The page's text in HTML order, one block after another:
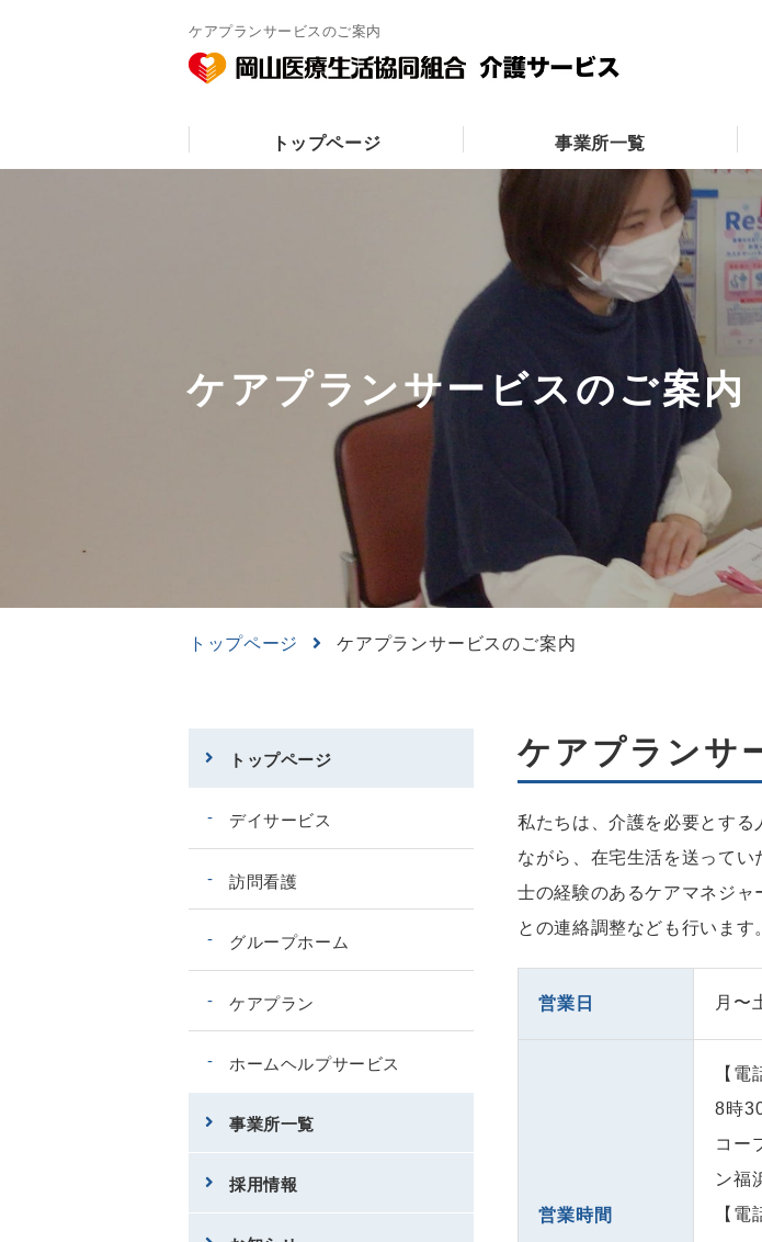
ケアプランサービスのご案内
トップページ 事業所一覧
ケアプランサービスのご案内
トップページ ケアプランサービスのご案内
ケアプランサ
私たちは、介護を必要とす
ながら、在宅生活を送って
士の経験のあるケアマネジ
との連絡調整なども行います
営業日 月〜
営業時間
【電
8時
コー
ン福
【電
トップページ
デイサービス
訪問看護
グループホーム
ケアプラン
ホームヘルプサービス
事業所一覧
採用情報